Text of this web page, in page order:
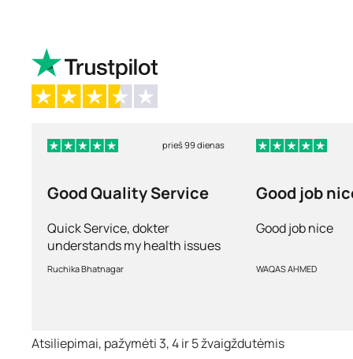
prieš 99 dienas
Good Quality Service
Quick Service, dokter
understands my health issues
and good diagnosis
Ruchika Bhatnagar
Good job
Good job nice
WAQAS AHMED
Atsiliepimai, pažymėti 3, 4 ir 5 žvaigždutėmis